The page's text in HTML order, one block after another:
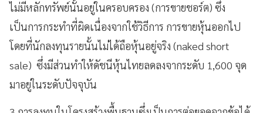
ไม่มีหลักทรัพย์นั้นอยู่ในครอบครอง (การขายชอร์ต) ซึ่ง
เป็นการกระทำที่ผิดเนื่องจากใช้วิธีการ การขายหุ้นออกไป
โดยที่นักลงทุนรายนั้นไม่ได้ถือหุ้นอยู่จริง (naked short
sale) ซึ่งมีส่วนทำให้ดัชนีหุ้นไทยลดลงจากระดับ 1,600 จุด
มาอยู่ในระดับปัจจุบัน